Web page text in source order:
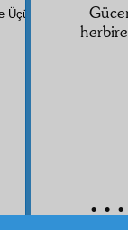
• • •
Üçüncü Zeylin